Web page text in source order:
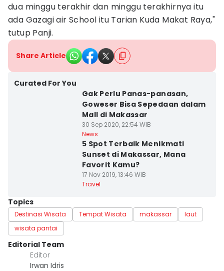
dua minggu terakhir dan minggu terakhirnya itu
ada Gazagi air School itu Tarian Kuda Makat Raya,"
tutup Panji.
Share Article
Curated For You
Gak Perlu Panas-panasan,
Goweser Bisa Sepedaan dalam
Mall di Makassar
30 Sep 2020, 22:54 WIB
News
5 Spot Terbaik Menikmati
Sunset di Makassar, Mana
Favorit Kamu?
17 Nov 2019, 13:46 WIB
Travel
Topics
Destinasi Wisata Tempat Wisata makassar
laut
wisata pantai
Editorial Team
Editor
Irwan Idris